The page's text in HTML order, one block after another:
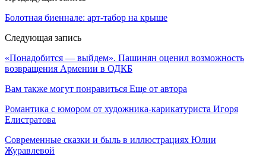
Болотная биеннале: арт-табор на крыше
Следующая запись
«Понадобится — выйдем». Пашинян оценил возможность
возвращения Армении в ОДКБ
Вам также могут понравиться Еще от автора
Романтика с юмором от художника-карикатуриста Игоря
Елистратова
Современные сказки и быль в иллюстрациях Юлии
Журавлевой